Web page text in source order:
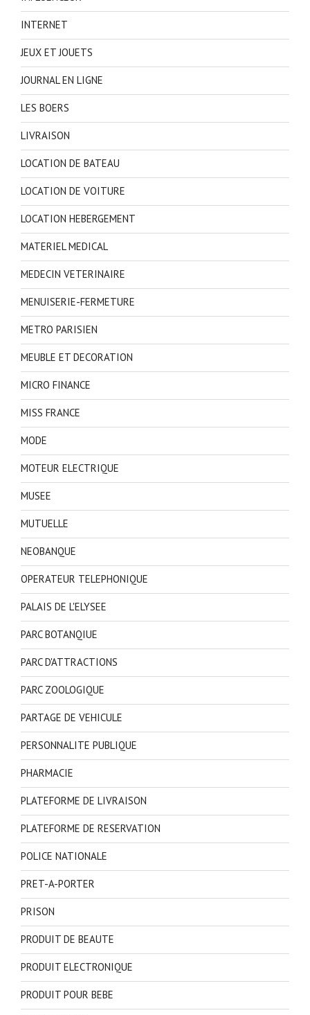
INTERNET
JEUX ET JOUETS
JOURNAL EN LIGNE
LES BOERS
LIVRAISON
LOCATION DE BATEAU
LOCATION DE VOITURE
LOCATION HEBERGEMENT
MATERIEL MEDICAL
MEDECIN VETERINAIRE
MENUISERIE-FERMETURE
METRO PARISIEN
MEUBLE ET DECORATION
MICRO FINANCE
MISS FRANCE
MODE
MOTEUR ELECTRIQUE
MUSEE
MUTUELLE
NEOBANQUE
OPERATEUR TELEPHONIQUE
PALAIS DE L'ELYSEE
PARC BOTANQIUE
PARC D'ATTRACTIONS
PARC ZOOLOGIQUE
PARTAGE DE VEHICULE
PERSONNALITE PUBLIQUE
PHARMACIE
PLATEFORME DE LIVRAISON
PLATEFORME DE RESERVATION
POLICE NATIONALE
PRET-A-PORTER
PRISON
PRODUIT DE BEAUTE
PRODUIT ELECTRONIQUE
PRODUIT POUR BEBE